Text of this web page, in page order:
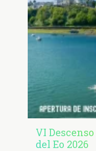
VI
del Eo 2026